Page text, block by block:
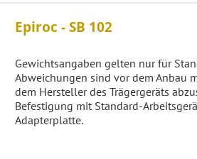
Epiroc - SB 102
Gewichtsangaben gelten nur für
Abweichungen sind vor dem Anbau
dem Hersteller des Trägergeräts
Befestigung mit Standard-
Adapterplatte.